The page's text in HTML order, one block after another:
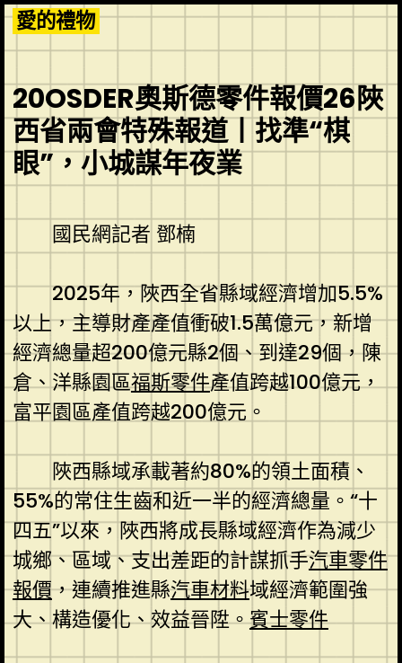
Skip
to
content
愛的禮物
20OSDER奧斯德零件報價26陜
西省兩會特殊報道丨找準“棋
眼”，小城謀年夜業
國民網記者 鄧楠
2025年，陜西全省縣域經濟增加5.5%
以上，主導財產產值衝破1.5萬億元，新增
經濟總量超200億元縣2個、到達29個，陳
倉、洋縣園區福斯零件產值跨越100億元，
富平園區產值跨越200億元。
陜西縣域承載著約80%的領土面積、
55%的常住生齒和近一半的經濟總量。“十
四五”以來，陜西將成長縣域經濟作為減少
城鄉、區域、支出差距的計謀抓手汽車零件
報價，連續推進縣汽車材料域經濟範圍強
大、構造優化、效益晉陞。賓士零件